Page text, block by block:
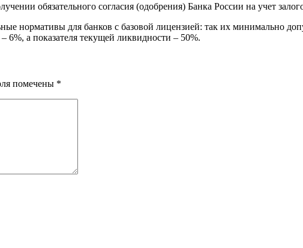
обязательного согласия (одобрения) Банка России на учет
нормативы для банков с базовой лицензией: так их минимально
6%, а показателя текущей ликвидности – 50%.
помечены *